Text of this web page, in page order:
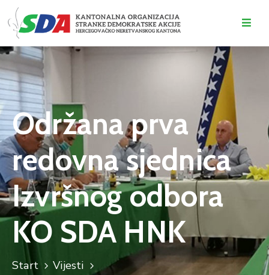
O
NAMA
DOGAĐAJI
VIJESTI
KONTAKT
Održana prva
redovna sjednica
Izvršnog odbora
KO SDA HNK
Start
Vijesti